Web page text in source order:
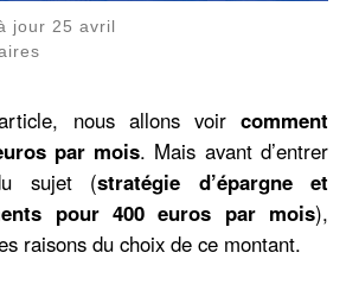
jour 25 avril
nous allons voir comment
par mois. Mais avant d’entrer
sujet (stratégie d’épargne et
pour 400 euros par mois),
raisons du choix de ce montant.